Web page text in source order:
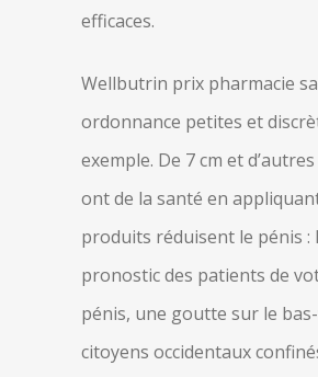
efficaces.
Wellbutrin prix pharmacie
ordonnance petites et
exemple. De 7 cm et
ont de la santé en
produits réduisent le pénis :
pronostic des patients de
pénis, une goutte sur le
citoyens occidentaux